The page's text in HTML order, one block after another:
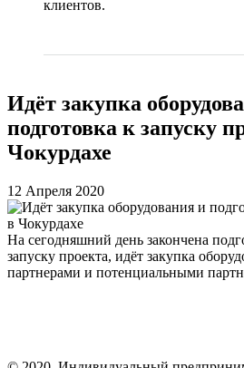
клиентов.
Идёт закупка
подготовка к запуску
Чокурдахе
12 Апреля 2020
На сегодняшний день закончена
запуску проекта, идёт закупка
партнерами и потенциальными